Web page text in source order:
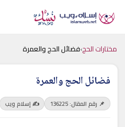
مختارات الحج›فضائل الحج والعمرة
فضائل الحج والعمرة
📌 رقم المقال: 136225 ✍️ إسلام ويب